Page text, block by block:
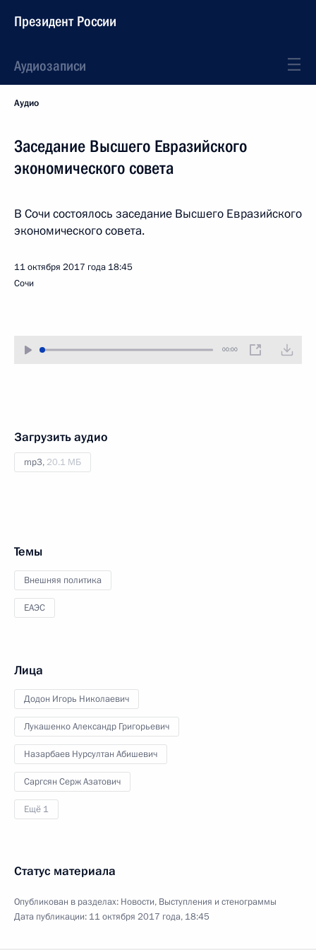
Президент России
Аудиозаписи
Аудио
Заседание Высшего Евразийского
экономического совета
В Сочи состоялось заседание Высшего Евразийского
экономического совета.
11 октября 2017 года 18:45
Сочи
00:00
Загрузить аудио
mp3, 20.1 МБ
Темы
Внешняя политика
ЕАЭС
Лица
Додон Игорь Николаевич
Лукашенко Александр Григорьевич
Назарбаев Нурсултан Абишевич
Саргсян Серж Азатович
Ещё 1
Статус материала
Опубликован в разделах: Новости, Выступления и стенограммы
Дата публикации: 11 октября 2017 года, 18:45